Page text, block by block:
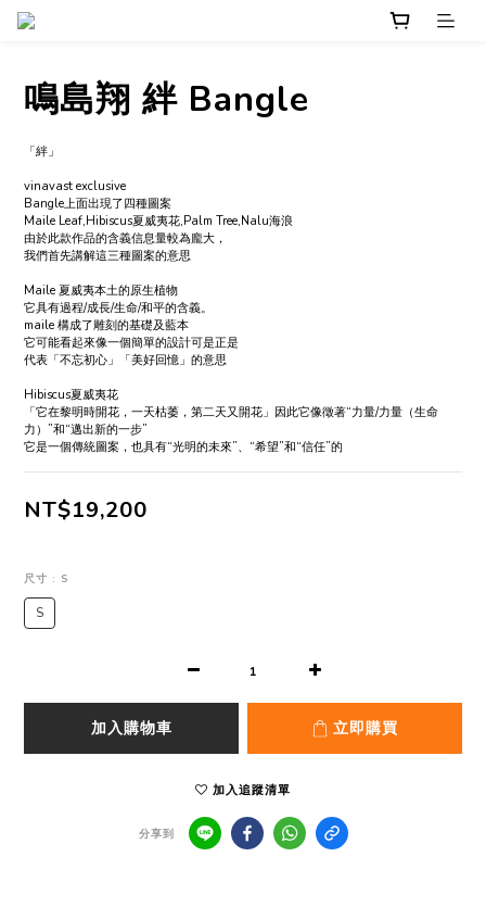
鳴島翔 絆 Bangle
「絆」
vinavast exclusive
Bangle上面出現了四種圖案
Maile Leaf,Hibiscus夏威夷花,Palm Tree,Nalu海浪
由於此款作品的含義信息量較為龐大，
我們首先講解這三種圖案的意思
Maile 夏威夷本土的原生植物
它具有過程/成長/生命/和平的含義。
maile 構成了雕刻的基礎及藍本
它可能看起來像一個簡單的設計可是正是
代表「不忘初心」「美好回憶」的意思
Hibiscus夏威夷花
「它在黎明時開花，一天枯萎，第二天又開花」因此它像徵著“力量/力量（生命
力）”和“邁出新的一步”
它是一個傳統圖案，也具有“光明的未來”、“希望”和“信任”的
NT$19,200
尺寸 : S
S
加入購物車 立即購買
加入追蹤清單
分享到